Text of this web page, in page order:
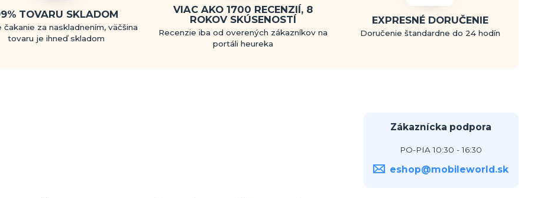
TOVARU SKLADOM
čakanie za naskladnením, väčšina
tovaru je ihneď skladom
VIAC AKO 1700 RECENZIÍ, 8
ROKOV SKÚSENOSTÍ
Recenzie iba od overených zákazníkov na
portáli heureka
EXPRESNÉ DORUČENIE
Doručenie štandardne do 24 hodín
Zákaznícka podpora
PO-PIA 10:30 - 16:30
eshop@mobileworld.sk